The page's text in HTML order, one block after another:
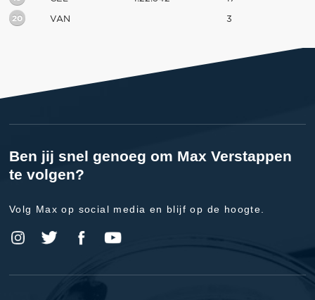
20 VAN 3
Ben jij snel genoeg om Max Verstappen
te volgen?
Volg Max op social media en blijf op de hoogte.